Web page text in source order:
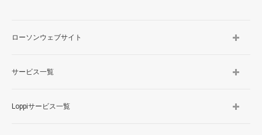
ローソンウェブサイト
サービス一覧
Loppiサービス一覧